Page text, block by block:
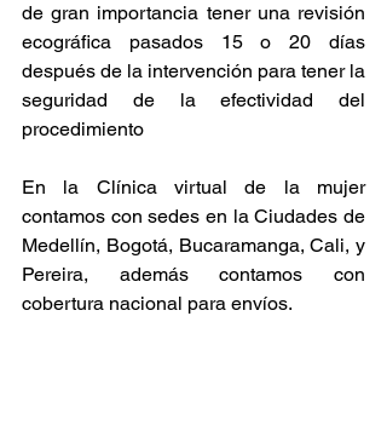
de gran importancia tener una revisión
ecográfica pasados 15 o 20 días
después de la intervención para tener la
seguridad de la efectividad del
procedimiento
En la Clínica virtual de la mujer
contamos con sedes en la Ciudades de
Medellín, Bogotá, Bucaramanga, Cali, y
Pereira, además contamos con
cobertura nacional para envíos.